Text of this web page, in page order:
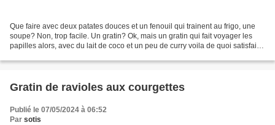
Que faire avec deux patates douces et un fenouil qui trainent au frigo, une
soupe? Non, trop facile. Un gratin? Ok, mais un gratin qui fait voyager les
papilles alors, avec du lait de coco et un peu de curry voila de quoi satisfaire
Gratin de ravioles aux courgettes
Publié le 07/05/2024 à 06:52
Par sotis